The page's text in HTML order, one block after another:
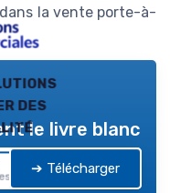
la vente porte-à-
des
— 2026
le livre blanc
➔ Télécharger